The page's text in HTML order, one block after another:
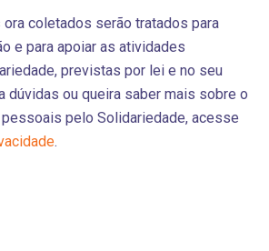
coletados serão tratados para
e para apoiar as atividades
previstas por lei e no seu
dúvidas ou queira saber mais sobre o
pelo Solidariedade, acesse
.